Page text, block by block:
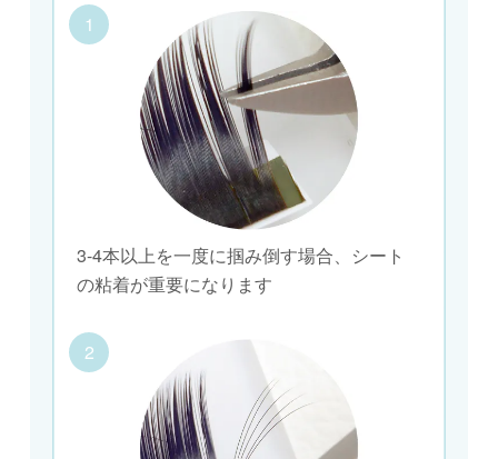
1
3-4本以上を一度に掴み倒す場合、シート
の粘着が重要になります
2